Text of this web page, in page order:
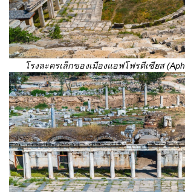
โรงละครเล็กของเมืองแอฟโฟรดีเซียส (